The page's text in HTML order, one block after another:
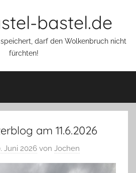
bastel.de
darf den Wolkenbruch nicht
fürchten!
am 11.6.2026
Juni 2026 von Jochen